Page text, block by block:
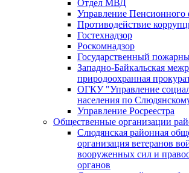
Отдел МВД
Управление
Противодействие
Гостехнадзор
Роскомнадзор
Государственный
Западно-Байкальская
природоохранная
ОГКУ "Управление
населения по
Управление Росреестра
Общественные организации
Слюдянская районная
организация ветеранов
вооруженных сил и
органов